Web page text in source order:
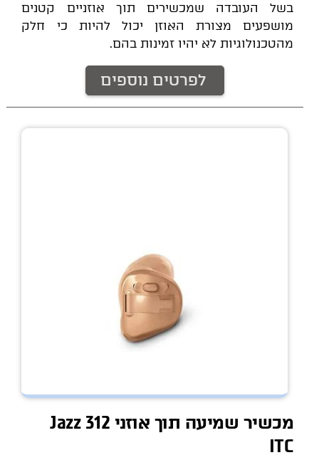
בשל העובדה שמכשירים תוך אוזניים קטנים
מושפעים מצורת האוזן יכול להיות כי חלק
מהטכנולוגיות לא יהיו זמינות בהם.
לפרטים נוספים
מכשיר שמיעה תוך אוזני Jazz 312
ITC